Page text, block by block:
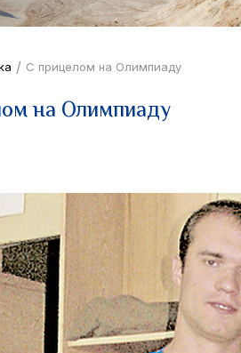
/ С прицелом на Олимпиаду
на Олимпиаду